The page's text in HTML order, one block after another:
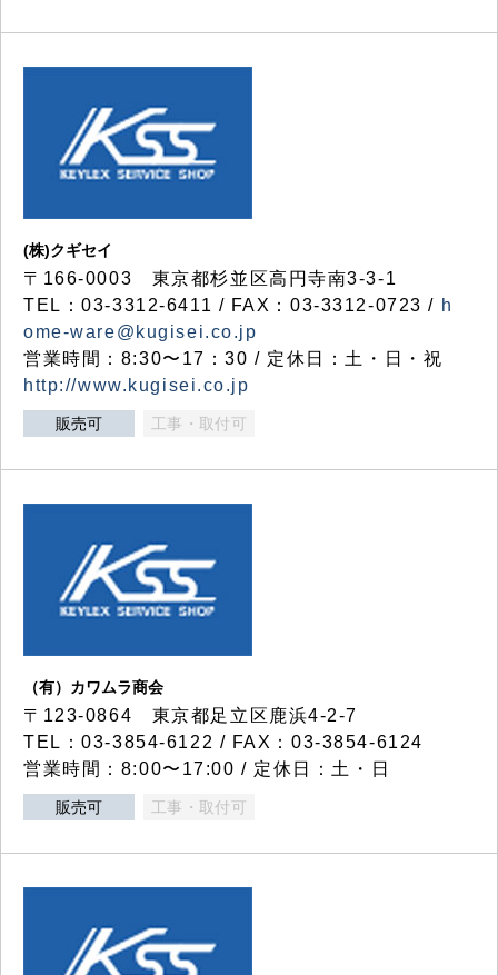
(株)クギセイ
〒166-0003 東京都杉並区高円寺南3-3-1
TEL：03-3312-6411 / FAX：03-3312-0723 / h
ome-ware@kugisei.co.jp
営業時間：8:30〜17：30 / 定休日：土・日・祝
http://www.kugisei.co.jp
販売可 工事・取付可
（有）カワムラ商会
〒123-0864 東京都足立区鹿浜4-2-7
TEL：03-3854-6122 / FAX：03-3854-6124
営業時間：8:00〜17:00 / 定休日：土・日
販売可 工事・取付可